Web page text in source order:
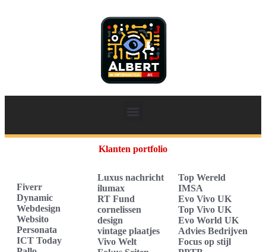
Klanten portfolio
Fiverr
Dynamic
Webdesign
Websito
Personata
ICT Today
Luxus nachricht
ilumax
RT Fund
cornelissen
design
vintage plaatjes
Vivo Welt
Top Wereld
IMSA
Evo Vivo UK
Top Vivo UK
Evo World UK
Advies Bedrijven
Focus op stijl